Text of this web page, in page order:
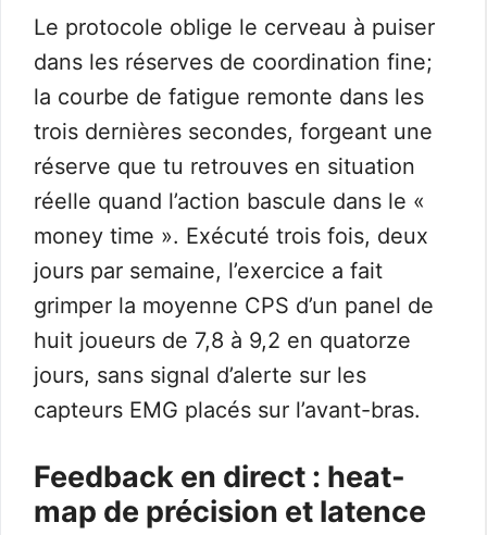
Le protocole oblige le cerveau à puiser
dans les réserves de coordination fine;
la courbe de fatigue remonte dans les
trois dernières secondes, forgeant une
réserve que tu retrouves en situation
réelle quand l’action bascule dans le «
money time ». Exécuté trois fois, deux
jours par semaine, l’exercice a fait
grimper la moyenne CPS d’un panel de
huit joueurs de 7,8 à 9,2 en quatorze
jours, sans signal d’alerte sur les
capteurs EMG placés sur l’avant-bras.
Feedback en direct : heat-
map de précision et latence